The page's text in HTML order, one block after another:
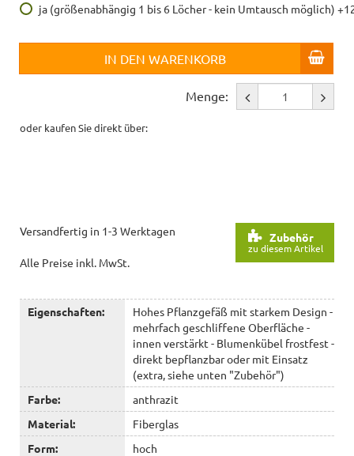
ja (größenabhängig 1 bis 6 Löcher - kein Umtausch möglich)
IN DEN WARENKORB
Menge:
oder kaufen Sie direkt über:
Zubehör
zu diesem Artikel
Versandfertig in 1-3 Werktagen
Alle Preise inkl. MwSt.
Eigenschaften:
Hohes Pflanzgefäß mit starkem Design -
mehrfach geschliffene Oberfläche -
innen verstärkt - Blumenkübel frostfest -
direkt bepflanzbar oder mit Einsatz
(extra, siehe unten "Zubehör")
Farbe:
anthrazit
Material:
Fiberglas
Form:
hoch